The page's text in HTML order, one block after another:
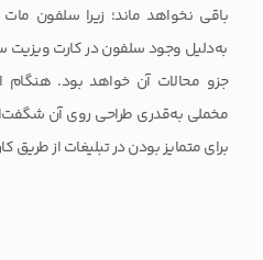
باقی نخواهد ماند؛ زیرا سلفون
به‌دلیل وجود سلفون در کارت
جزو محالات آن خواهد بود. هنگام
مخملی به‌قدری طراحی روی آن
برای متمایز بودن در تبلیغات از طریق